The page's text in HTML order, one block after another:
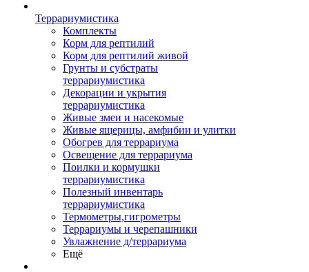
Террариумистика
Комплекты
Корм для рептилий
Корм для рептилий живой
Грунты и субстраты
террариумистика
Декорации и укрытия
террариумистика
Живые змеи и насекомые
Живые ящерицы, амфибии и улитки
Обогрев для террариума
Освещение для террариума
Поилки и кормушки
террариумистика
Полезный инвентарь
террариумистика
Термометры,гигрометры
Террариумы и черепашники
Увлажнение д/террариума
Ещё